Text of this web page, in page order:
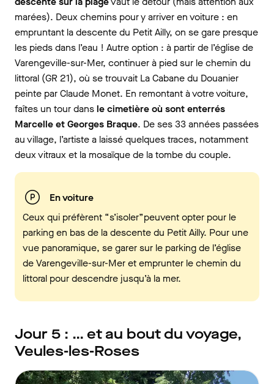
marées). Deux chemins pour y arriver en voiture : en
empruntant la descente du Petit Ailly, on se gare presque
les pieds dans l’eau ! Autre option : à partir de l’église de
Varengeville-sur-Mer, continuer à pied sur le chemin du
littoral (GR 21), où se trouvait La Cabane du Douanier
peinte par Claude Monet. En remontant à votre voiture,
faîtes un tour dansle cimetière où sont enterrés
Marcelle et Georges Braque. De ses 33 années passées
au village, l’artiste a laissé quelques traces, notamment
deux vitraux et la mosaïque de la tombe du couple.
En voiture
Ceux qui préfèrent “s’isoler”peuvent opter pour le
parking en bas de la descente du Petit Ailly. Pour une
vue panoramique, se garer sur le parking de l’église
de Varengeville-sur-Mer et emprunter le chemin du
littoral pour descendre jusqu’à la mer.
Jour 5 : … et au bout du voyage,
Veules-les-Roses